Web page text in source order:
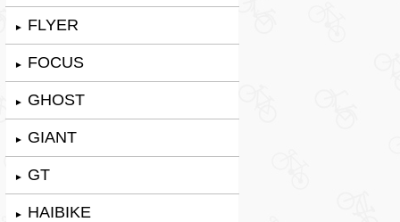
► FLYER
► FOCUS
► GHOST
► GIANT
► GT
► HAIBIKE